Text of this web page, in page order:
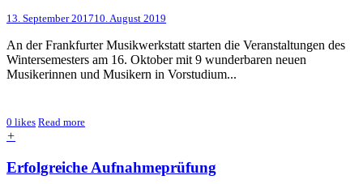
13. September 201710. August 2019
An der Frankfurter Musikwerkstatt starten die Veranstaltungen des
Wintersemesters am 16. Oktober mit 9 wunderbaren neuen
Musikerinnen und Musikern in Vorstudium...
0 likes Read more
+
Erfolgreiche Aufnahmeprüfung